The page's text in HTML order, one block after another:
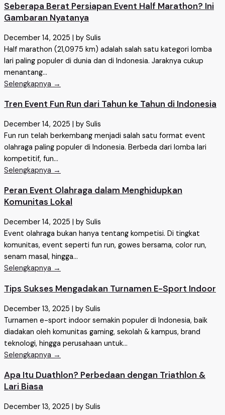
Seberapa Berat Persiapan Event Half Marathon? Ini
Gambaran Nyatanya
December 14, 2025
by Sulis
Half marathon (21,0975 km) adalah salah satu kategori lomba
lari paling populer di dunia dan di Indonesia. Jaraknya cukup
menantang...
Selengkapnya →
Tren Event Fun Run dari Tahun ke Tahun di Indonesia
December 14, 2025
by Sulis
Fun run telah berkembang menjadi salah satu format event
olahraga paling populer di Indonesia. Berbeda dari lomba lari
kompetitif, fun...
Selengkapnya →
Peran Event Olahraga dalam Menghidupkan
Komunitas Lokal
December 14, 2025
by Sulis
Event olahraga bukan hanya tentang kompetisi. Di tingkat
komunitas, event seperti fun run, gowes bersama, color run,
senam masal, hingga...
Selengkapnya →
Tips Sukses Mengadakan Turnamen E-Sport Indoor
December 13, 2025 | by Sulis
Turnamen e-sport indoor semakin populer di Indonesia, baik
diadakan oleh komunitas gaming, sekolah & kampus, brand
teknologi, hingga perusahaan untuk...
Selengkapnya →
Apa Itu Duathlon? Perbedaan dengan Triathlon &
Lari Biasa
December 13, 2025 | by Sulis